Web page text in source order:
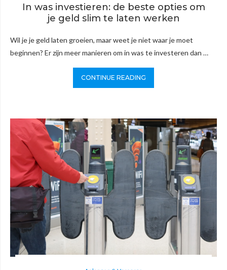
In was investieren: de beste opties om
je geld slim te laten werken
Wil je je geld laten groeien, maar weet je niet waar je moet
beginnen? Er zijn meer manieren om in was te investeren dan …
CONTINUE READING